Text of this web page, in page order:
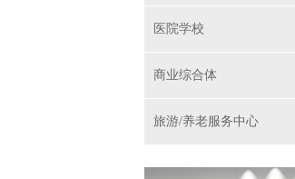
医院学校
商业综合体
旅游/养老服务中心